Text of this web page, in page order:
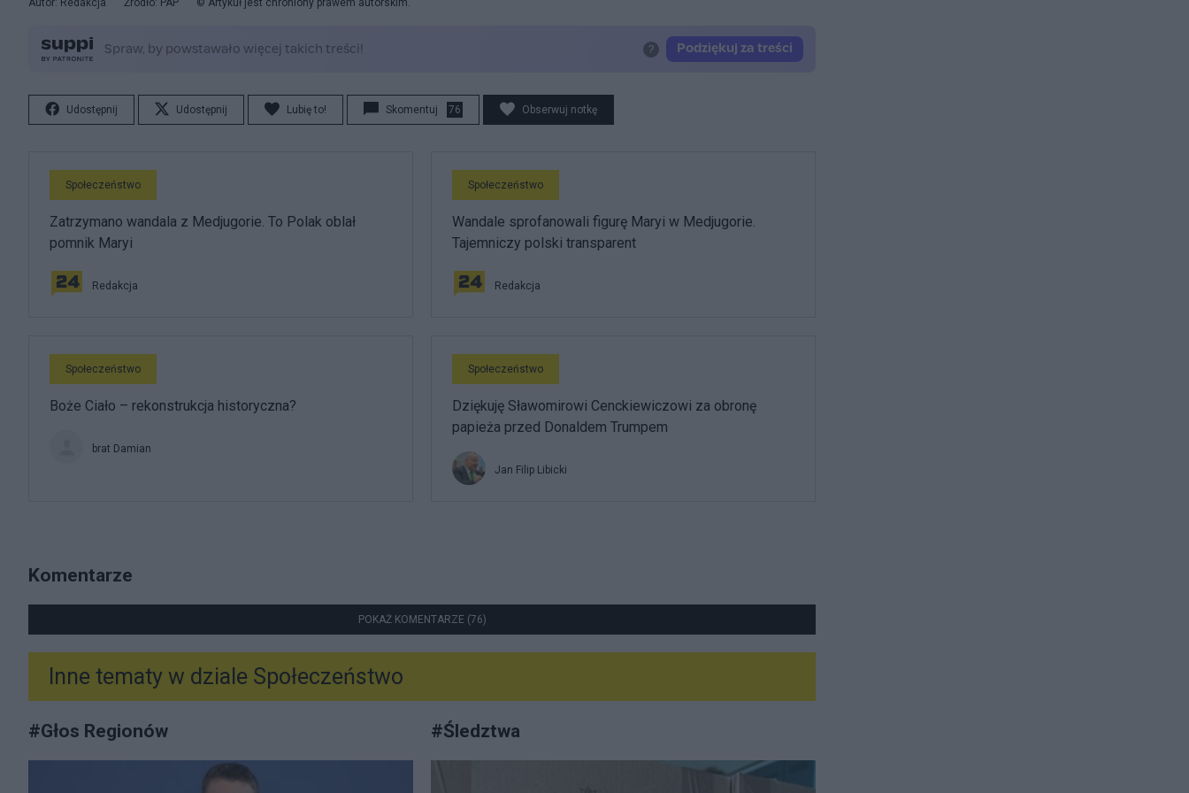
Autor: Redakcja Źródło: PAP © Artykuł jest chroniony prawem autorskim.
Udostępnij Udostępnij Lubię to! Skomentuj 76 Obserwuj notkę
Społeczeństwo
Zatrzymano wandala z Medjugorie. To Polak oblał
pomnik Maryi
Redakcja
Społeczeństwo
Wandale sprofanowali figurę Maryi w Medjugorie.
Tajemniczy polski transparent
Redakcja
Społeczeństwo
Boże Ciało – rekonstrukcja historyczna?
brat Damian
Społeczeństwo
Dziękuję Sławomirowi Cenckiewiczowi za obronę
papieża przed Donaldem Trumpem
Jan Filip Libicki
Komentarze
POKAŻ KOMENTARZE (76)
Inne tematy w dziale Społeczeństwo
#Głos Regionów #Śledztwa